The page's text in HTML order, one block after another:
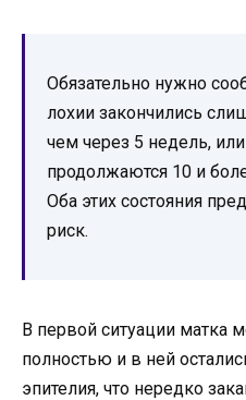
Обязательно нужно
лохии закончились
чем через 5 недель,
продолжаются 10 и
Оба этих состояния
риск.
В первой ситуации матка
полностью и в ней
эпителия, что нередко